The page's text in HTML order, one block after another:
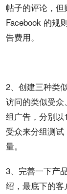
帖子的评论，
Facebook 的规
告费用。
2、创建三种类
访问的类似受
组广告，分别以
受众来分组测
量。
3、完善一下产
绍，最底下的客